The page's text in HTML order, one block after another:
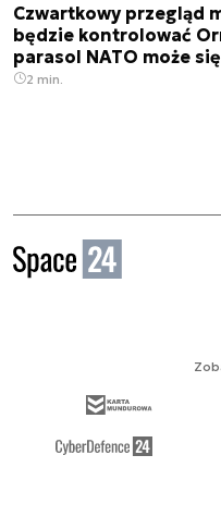
Czwartkowy przegląd
będzie kontrolować
parasol NATO może
2 min.